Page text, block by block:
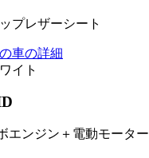
プレザーシート
車の詳細
エンジン＋電動モーター